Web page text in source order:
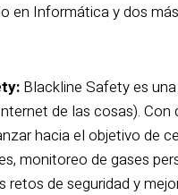
en Informática y dos
Blackline Safety es
de las cosas).
hacia el objetivo de
monitoreo de gases
retos de seguridad y